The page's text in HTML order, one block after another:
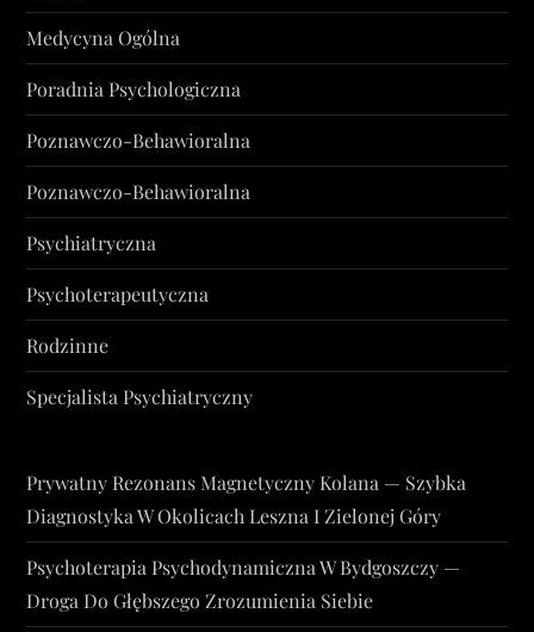
Medycyna Ogólna
Poradnia Psychologiczna
Poznawczo-Behawioralna
Poznawczo-Behawioralna
Psychiatryczna
Psychoterapeutyczna
Rodzinne
Specjalista Psychiatryczny
Prywatny Rezonans Magnetyczny Kolana — Szybka
Diagnostyka W Okolicach Leszna I Zielonej Góry
Psychoterapia Psychodynamiczna W Bydgoszczy —
Droga Do Głębszego Zrozumienia Siebie